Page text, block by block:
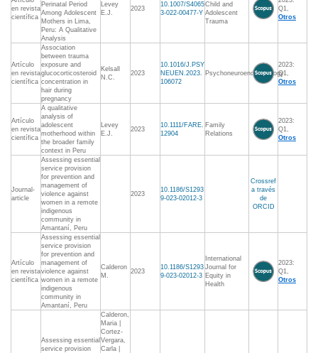
en revista
científica
Perinatal Period
Among Adolescent
Mothers in Lima,
Peru: A Qualitative
Analysis
Levey
E.J.
2023
10.1007/S4065
3-022-00477-Y
Child and
Adolescent
Trauma
Q1,
Otros
Artículo
en revista
científica
Association
between trauma
exposure and
glucocorticosteroid
concentration in
hair during
pregnancy
Kelsall
N.C.
2023
10.1016/J.PSY
NEUEN.2023.
106072
Psychoneuroendocrinology
2023:
Q1,
Otros
Artículo
en revista
científica
A qualitative
analysis of
adolescent
motherhood within
the broader family
context in Peru
Levey
E.J.
2023
10.1111/FARE.
12904
Family
Relations
2023:
Q1,
Otros
Journal-
article
Assessing essential
service provision
for prevention and
management of
violence against
women in a remote
indigenous
community in
Amantaní, Peru
2023
10.1186/S1293
9-023-02012-3
Crossref
a través
de
ORCID
Artículo
en revista
científica
Assessing essential
service provision
for prevention and
management of
violence against
women in a remote
indigenous
community in
Amantaní, Peru
Calderon
M.
2023
10.1186/S1293
9-023-02012-3
International
Journal for
Equity in
Health
2023:
Q1,
Otros
Assessing essential
service provision
Calderon,
Maria |
Cortez-
Vergara,
Carla |